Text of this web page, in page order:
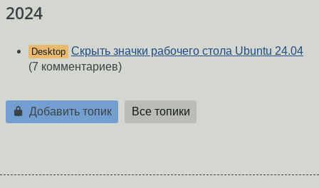
2024
Desktop Скрыть значки рабочего стола Ubuntu 24.04
(7 комментариев)
Добавить топик Все топики